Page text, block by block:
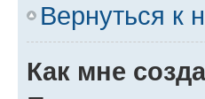
Вернуться к
Как мне